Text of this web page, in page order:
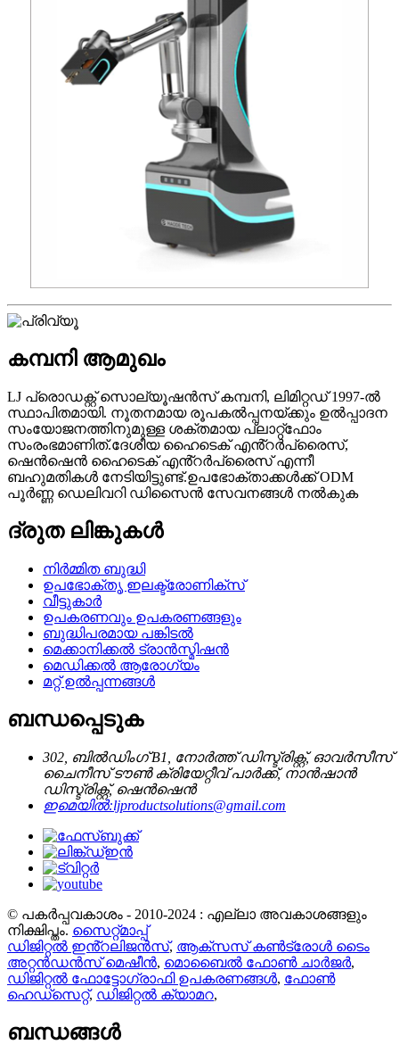
കമ്പനി ആമുഖം
LJ പ്രൊഡക്റ്റ് സൊല്യൂഷൻസ് കമ്പനി, ലിമിറ്റഡ് 1997-ൽ
സ്ഥാപിതമായി. നൂതനമായ രൂപകൽപ്പനയ്ക്കും ഉൽപ്പാദന
സംയോജനത്തിനുമുള്ള ശക്തമായ പ്ലാറ്റ്ഫോം
സംരംഭമാണിത്.ദേശീയ ഹൈടെക് എൻ്റർപ്രൈസ്,
ഷെൻഷെൻ ഹൈടെക് എൻ്റർപ്രൈസ് എന്നീ
ബഹുമതികൾ നേടിയിട്ടുണ്ട്.ഉപഭോക്താക്കൾക്ക് ODM
പൂർണ്ണ ഡെലിവറി ഡിസൈൻ സേവനങ്ങൾ നൽകുക
ദ്രുത ലിങ്കുകൾ
നിർമ്മിത ബുദ്ധി
ഉപഭോക്തൃ ഇലക്ട്രോണിക്സ്
വീട്ടുകാർ
ഉപകരണവും ഉപകരണങ്ങളും
ബുദ്ധിപരമായ പങ്കിടൽ
മെക്കാനിക്കൽ ട്രാൻസ്മിഷൻ
മെഡിക്കൽ ആരോഗ്യം
മറ്റ് ഉൽപ്പന്നങ്ങൾ
ബന്ധപ്പെടുക
302, ബിൽഡിംഗ് B1, നോർത്ത് ഡിസ്ട്രിക്റ്റ്, ഓവർസീസ്
ചൈനീസ് ടൗൺ ക്രിയേറ്റീവ് പാർക്ക്, നാൻഷാൻ
ഡിസ്ട്രിക്റ്റ്, ഷെൻഷെൻ
ഇമെയിൽ:ljproductsolutions@gmail.com
© പകർപ്പവകാശം - 2010-2024 : എല്ലാ അവകാശങ്ങളും
നിക്ഷിപ്തം. സൈറ്റ്മാപ്പ്
ഡിജിറ്റൽ ഇൻ്റലിജൻസ്, ആക്സസ് കൺട്രോൾ ടൈം
അറ്റൻഡൻസ് മെഷീൻ, മൊബൈൽ ഫോൺ ചാർജർ,
ഡിജിറ്റൽ ഫോട്ടോഗ്രാഫി ഉപകരണങ്ങൾ, ഫോൺ
ഹെഡ്സെറ്റ്, ഡിജിറ്റൽ ക്യാമറ,
ബന്ധങ്ങൾ